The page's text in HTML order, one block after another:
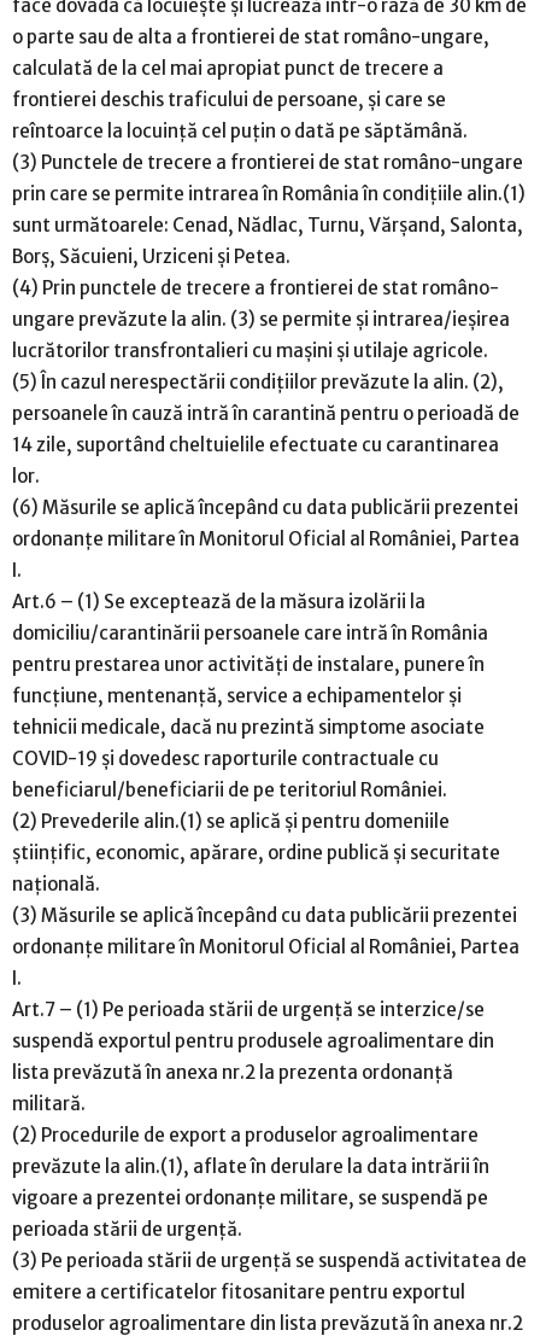
face dovada că locuiește și lucrează într-o rază de 30 km de
o parte sau de alta a frontierei de stat româno-ungare,
calculată de la cel mai apropiat punct de trecere a
frontierei deschis traficului de persoane, și care se
reîntoarce la locuință cel puțin o dată pe săptămână.
(3) Punctele de trecere a frontierei de stat româno-ungare
prin care se permite intrarea în România în condițiile alin.(1)
sunt următoarele: Cenad, Nădlac, Turnu, Vărșand, Salonta,
Borș, Săcuieni, Urziceni și Petea.
(4) Prin punctele de trecere a frontierei de stat româno-
ungare prevăzute la alin. (3) se permite și intrarea/ieșirea
lucrătorilor transfrontalieri cu mașini și utilaje agricole.
(5) În cazul nerespectării condițiilor prevăzute la alin. (2),
persoanele în cauză intră în carantină pentru o perioadă de
14 zile, suportând cheltuielile efectuate cu carantinarea
lor.
(6) Măsurile se aplică începând cu data publicării prezentei
ordonanțe militare în Monitorul Oficial al României, Partea
I.
Art.6 – (1) Se exceptează de la măsura izolării la
domiciliu/carantinării persoanele care intră în România
pentru prestarea unor activități de instalare, punere în
funcțiune, mentenanță, service a echipamentelor și
tehnicii medicale, dacă nu prezintă simptome asociate
COVID-19 și dovedesc raporturile contractuale cu
beneficiarul/beneficiarii de pe teritoriul României.
(2) Prevederile alin.(1) se aplică și pentru domeniile
științific, economic, apărare, ordine publică și securitate
națională.
(3) Măsurile se aplică începând cu data publicării prezentei
ordonanțe militare în Monitorul Oficial al României, Partea
I.
Art.7 – (1) Pe perioada stării de urgență se interzice/se
suspendă exportul pentru produsele agroalimentare din
lista prevăzută în anexa nr.2 la prezenta ordonanță
militară.
(2) Procedurile de export a produselor agroalimentare
prevăzute la alin.(1), aflate în derulare la data intrării în
vigoare a prezentei ordonanțe militare, se suspendă pe
perioada stării de urgență.
(3) Pe perioada stării de urgență se suspendă activitatea de
emitere a certificatelor fitosanitare pentru exportul
produselor agroalimentare din lista prevăzută în anexa nr.2